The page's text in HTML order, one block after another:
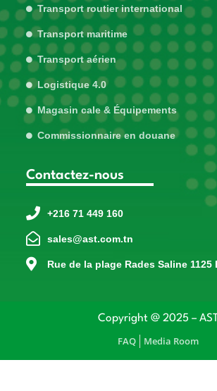
Transport routier international
Transport maritime
Transport aérien
Logistique 4.0
Magasin cale & Équipements
Commissionnaire en douane
Contactez-nous
+216 71 449 160
sales@ast.com.tn
Rue de la plage Rades Saline
Copyright @ 2025 –
FAQ Media Room